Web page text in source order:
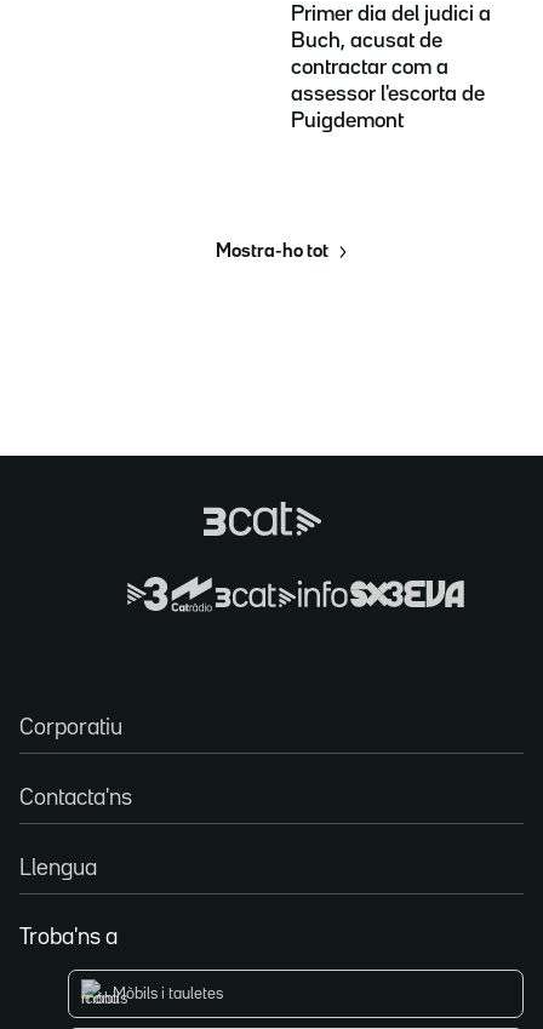
Primer dia del judici a
Buch, acusat de
contractar com a
assessor l'escorta de
Puigdemont
Mostra-ho tot
Corporatiu
Contacta'ns
Llengua
Troba'ns a
Mòbils i tauletes